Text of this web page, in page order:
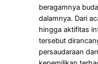
beragamnya
dalamnya. Dari
hingga aktifitas
tersebut
persaudaraan